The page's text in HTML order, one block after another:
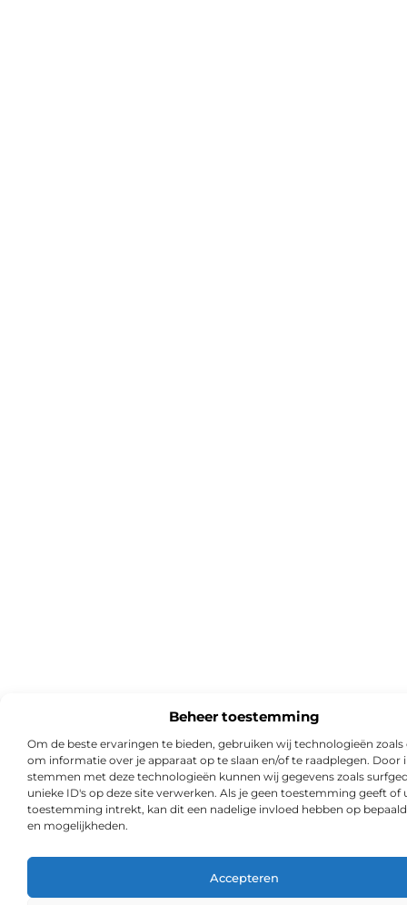
Beheer toestemming
Om de beste ervaringen te bieden, gebruiken wij technologieën zoals
om informatie over je apparaat op te slaan en/of te raadplegen. Door
stemmen met deze technologieën kunnen wij gegevens zoals
unieke ID's op deze site verwerken. Als je geen toestemming geeft of
toestemming intrekt, kan dit een nadelige invloed hebben op
en mogelijkheden.
Accepteren